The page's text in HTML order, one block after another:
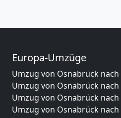
Europa-Umzüge
Umzug von Osnabrück nach
Umzug von Osnabrück nach
Umzug von Osnabrück
Umzug von Osnabrück